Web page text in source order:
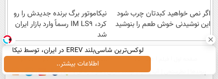
اگر نمی خواهید کبدتان چرب شود
این نوشیدنی خوش طعم را بنوشید
نیکاموتور برگ برنده جدیدش را رو
کرد، IM LS9 رسماً وارد بازار ایران
شد
لوکس‌ترین شاسی‌بلند EREV در ایران، توسط نیکا
موتور رونمایی شد!
اطلاعات بیشتر.. عصر ایران۲ درباره عصرایران تماس با ما
آب و هوا اوقات شرعی سواد زندگی